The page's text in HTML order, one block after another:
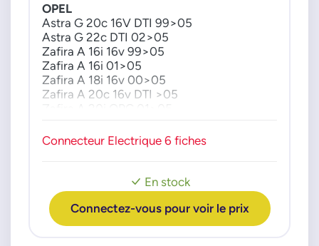
En stock
Connectez-vous pour voir le prix
OPEL
Astra G 20c 16V DTI 99>05
Astra G 22c DTI 02>05
Zafira A 16i 16v 99>05
Zafira A 16i 01>05
Zafira A 18i 16v 00>05
Zafira A 20c 16v DTI >05
Zafira A 22c16v DTI 02>05
Zafira B 17 CDTI 08>
Zafira B 18i 05>
Zafira B 19 CDTI 05>
Zafira B 20i - 22i 05>
Connecteur Electrique 6 fiches